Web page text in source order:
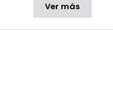
Ver más